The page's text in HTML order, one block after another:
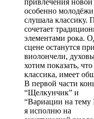
особенно
слушала классику.
сочетает
элементами рока.
сцене останутся
виолончели,
хотим показать,
классика, имеет
В первой части
“Щелкунчик” и
“Вариации на тему
я исполню на